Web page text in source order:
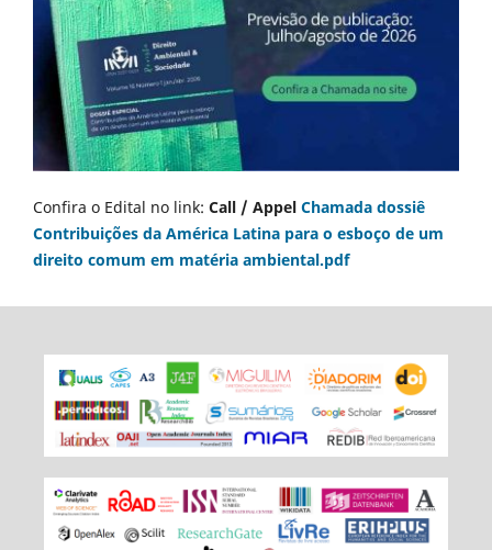
Confira o Edital no link: Call / Appel Chamada dossiê
Contribuições da América Latina para o esboço de um
direito comum em matéria ambiental.pdf